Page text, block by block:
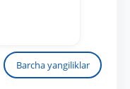
Barcha yangiliklar